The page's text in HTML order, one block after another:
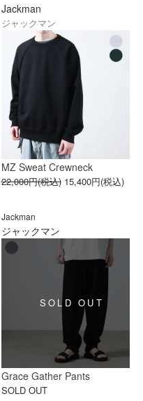
Jackman
ジャックマン
MZ Sweat Crewneck
22,000円(税込) 15,400円(税込)
Jackman
ジャックマン
Grace Gather Pants
SOLD OUT